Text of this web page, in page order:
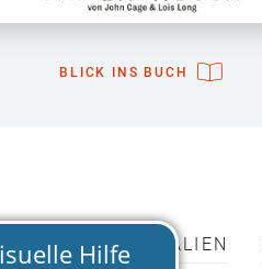
BLICK INS BUCH
PRESSEMATERIALIEN